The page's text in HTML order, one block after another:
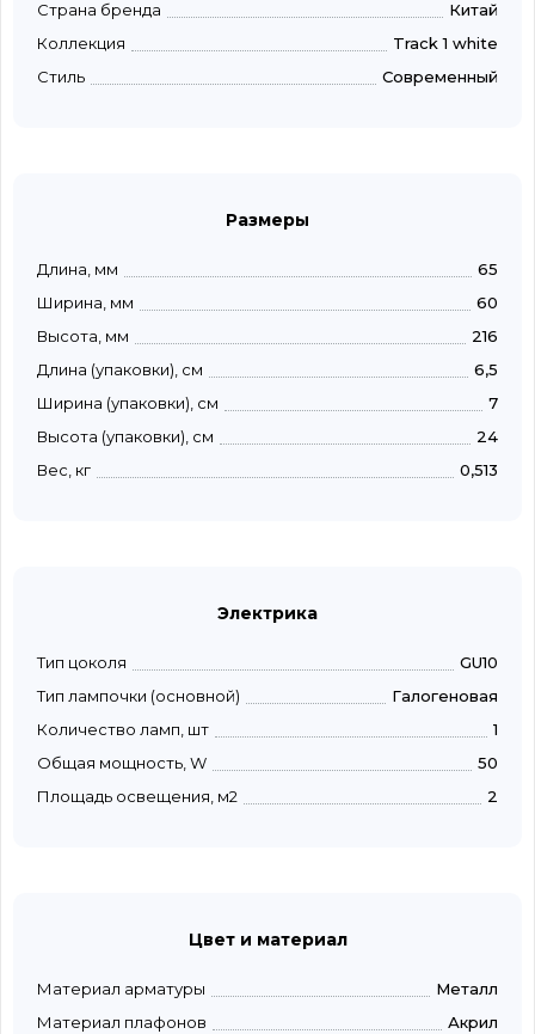
Страна бренда
Китай
Коллекция
Track 1 white
Стиль
Современный
Размеры
Длина, мм
65
Ширина, мм
60
Высота, мм
216
Длина (упаковки), см
6,5
Ширина (упаковки), см
7
Высота (упаковки), см
24
Вес, кг
0,513
Электрика
Тип цоколя
GU10
Тип лампочки (основной)
Галогеновая
Количество ламп, шт
1
Общая мощность, W
50
Площадь освещения, м2
2
Цвет и материал
Материал арматуры
Металл
Материал плафонов
Акрил